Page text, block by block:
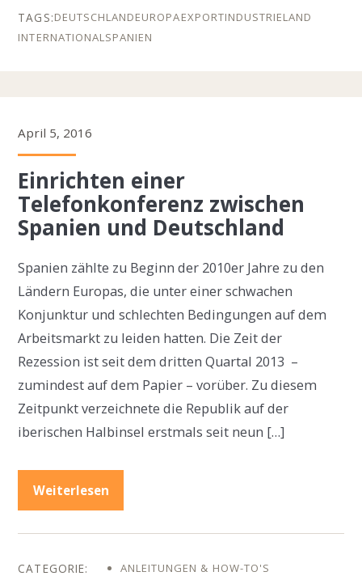
DEUTSCHLANDEUROPAEXPORTINDUSTRIELAND
INTERNATIONALSPANIEN
April 5, 2016
Einrichten einer
Telefonkonferenz zwischen
Spanien und Deutschland
Spanien zählte zu Beginn der 2010er Jahre zu den
Ländern Europas, die unter einer schwachen
Konjunktur und schlechten Bedingungen auf dem
Arbeitsmarkt zu leiden hatten. Die Zeit der
Rezession ist seit dem dritten Quartal 2013 –
zumindest auf dem Papier – vorüber. Zu diesem
Zeitpunkt verzeichnete die Republik auf der
iberischen Halbinsel erstmals seit neun […]
Weiterlesen
ANLEITUNGEN & HOW-TO'S